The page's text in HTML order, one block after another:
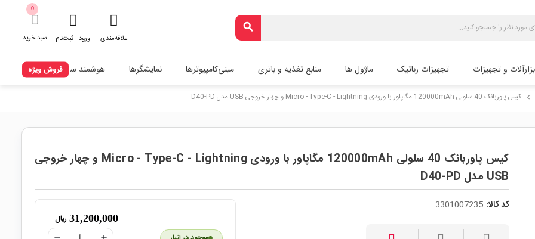
search
علاقه‌مندی ورود | ثبت‌نام
0
سبد خرید
و تجهیزات تجهیزات رباتیک ماژول ها منابع تغذیه و باتری مینی‌کامپیوترها نمایشگرها هوشمند سازیفروش ویژه
chevron_right کیس پاوربانک 40 سلولی 120000mAh مگاپاور با ورودی Micro - Type-C - Lightning و چهار خروجی USB مدل D40-PD
کیس پاوربانک 40 سلولی 120000mAh مگاپاور با ورودی Micro - Type-C - Lightning و چهار خروجی
USB مدل D40-PD
کد کالا: 3301007235
31,200,000 ریال